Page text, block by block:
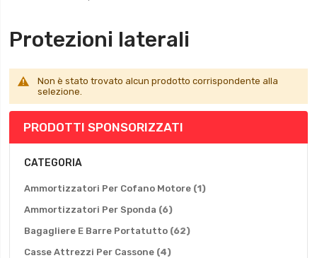
Protezioni laterali
Non è stato trovato alcun prodotto corrispondente alla
selezione.
NAVIGA PER
CATEGORIA
Ammortizzatori Per Cofano Motore 1elemento
Ammortizzatori Per Sponda 6elementi
Bagagliere E Barre Portatutto 62elementi
Casse Attrezzi Per Cassone 4elementi